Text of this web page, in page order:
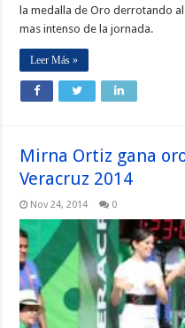
la medalla de Oro derrotando
mas intenso de la jornada.
Leer Más »
Mirna Ortiz gana
Veracruz 2014
Nov 24, 2014 0